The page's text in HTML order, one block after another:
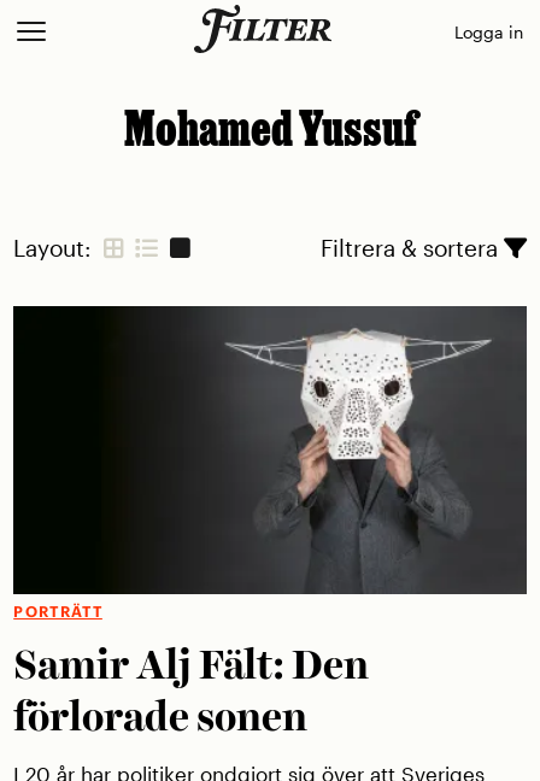
Skip
Logga in
Mohamed Yussuf
Layout: Filtrera & sortera
PORTRÄTT
Samir Alj Fält: Den
förlorade sonen
I 20 år har politiker ondgjort sig över att Sveriges